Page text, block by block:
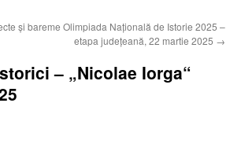
și bareme Olimpiada Națională de Istorie 2025 –
etapa județeană, 22 martie 2025 →
– „Nicolae Iorga“